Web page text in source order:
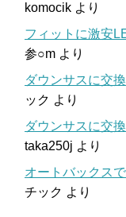
komocik より
フィットに激安
参○m より
ダウンサスに交
ック より
ダウンサスに交
taka250j より
オートバックス
チック より